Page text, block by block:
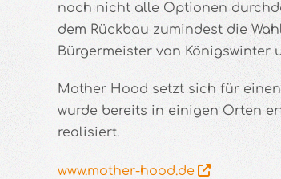
noch nicht alle Optionen
dem Rückbau zumindest die
Bürgermeister von
Mother Hood setzt sich für
wurde bereits in einigen Orten
realisiert.
www.mother-hood.de